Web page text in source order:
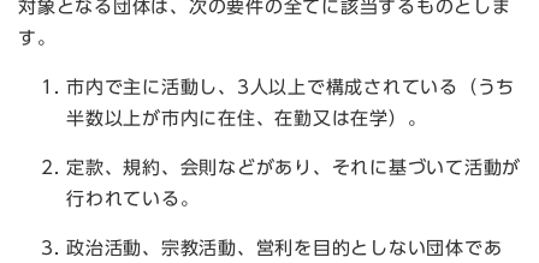
対象となる団体は、次の要件の全てに該当するものとしま
す。
市内で主に活動し、3人以上で構成されている（うち
半数以上が市内に在住、在勤又は在学）。
定款、規約、会則などがあり、それに基づいて活動が
行われている。
政治活動、宗教活動、営利を目的としない団体であ